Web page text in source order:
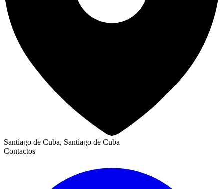
Santiago de Cuba, Santiago de Cuba
Contactos